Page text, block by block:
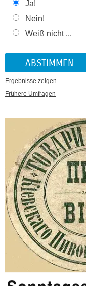
Ja!
Nein!
Weiß nicht ...
Ergebnisse zeigen
Frühere Umfragen